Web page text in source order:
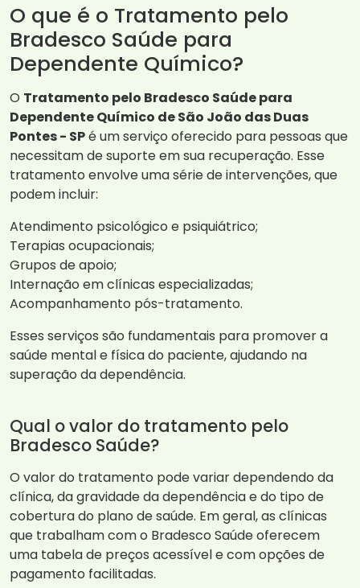
O que é o Tratamento pelo
Bradesco Saúde para
Dependente Químico?
O Tratamento pelo Bradesco Saúde para
Dependente Químico de São João das Duas
Pontes - SPé um serviço oferecido para pessoas que
necessitam de suporte em sua recuperação. Esse
tratamento envolve uma série de intervenções, que
podem incluir:
Atendimento psicológico e psiquiátrico;
Terapias ocupacionais;
Grupos de apoio;
Internação em clínicas especializadas;
Acompanhamento pós-tratamento.
Esses serviços são fundamentais para promover a
saúde mental e física do paciente, ajudando na
superação da dependência.
Qual o valor do tratamento pelo
Bradesco Saúde?
O valor do tratamento pode variar dependendo da
clínica, da gravidade da dependência e do tipo de
cobertura do plano de saúde. Em geral, as clínicas
que trabalham com o Bradesco Saúde oferecem
uma tabela de preços acessível e com opções de
pagamento facilitadas.